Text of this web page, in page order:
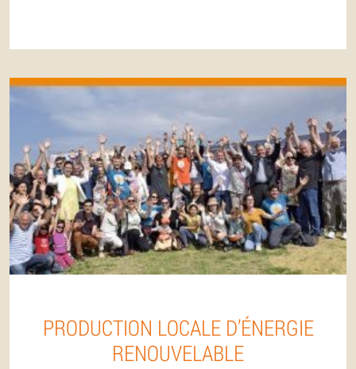
PRODUCTION LOCALE D’ÉNERGIE
RENOUVELABLE